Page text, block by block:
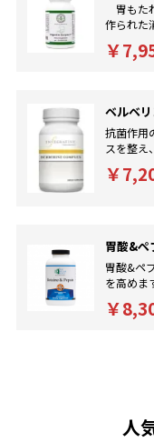
胃もた
作られた
￥
ベルベ
抗菌作用
スを整え
￥
胃酸&ペ
胃酸&ペ
を高めま
ンスの維
￥
人